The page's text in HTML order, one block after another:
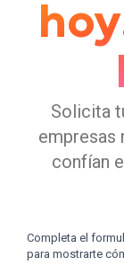
Solicita
empresas
confían
Completa el
para mostrarte